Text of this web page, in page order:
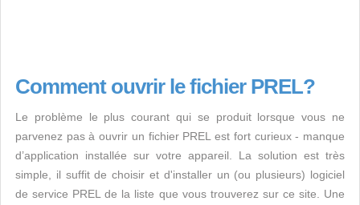
Comment ouvrir le fichier PREL?
Le problème le plus courant qui se produit lorsque vous ne
parvenez pas à ouvrir un fichier PREL est fort curieux - manque
d’application installée sur votre appareil. La solution est très
simple, il suffit de choisir et d'installer un (ou plusieurs) logiciel
de service PREL de la liste que vous trouverez sur ce site. Une